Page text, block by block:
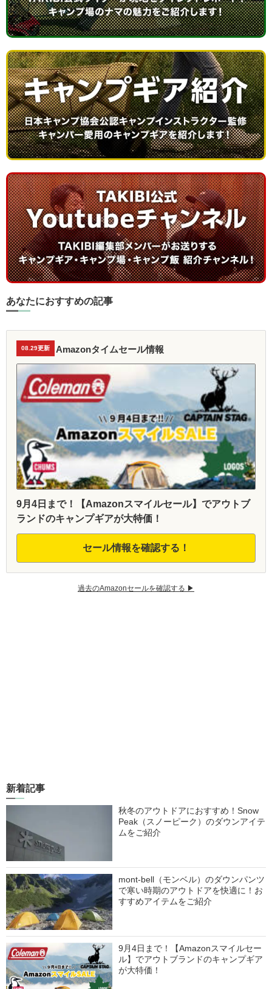
あなたにおすすめの記事
08.29更新 Amazonタイムセール情報
9月4日まで！【Amazonスマイルセール】でアウトブ
ランドのキャンプギアが大特価！
セール情報を確認する！
過去のAmazonセールを確認する ▶︎
新着記事
秋冬のアウトドアにおすすめ！Snow
Peak（スノーピーク）のダウンアイテ
ムをご紹介
mont-bell（モンベル）のダウンパンツ
で寒い時期のアウトドアを快適に！お
すすめアイテムをご紹介
9月4日まで！【Amazonスマイルセー
ル】でアウトブランドのキャンプギア
が大特価！